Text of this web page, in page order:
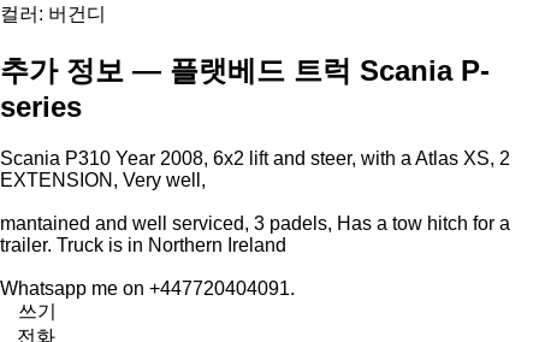
컬러: 버건디
추가 정보 — 플랫베드 트럭 Scania P-
series
Scania P310 Year 2008, 6x2 lift and steer, with a Atlas XS, 2
EXTENSION, Very well,
mantained and well serviced, 3 padels, Has a tow hitch for a
trailer. Truck is in Northern Ireland
Whatsapp me on +447720404091.
쓰기
전화